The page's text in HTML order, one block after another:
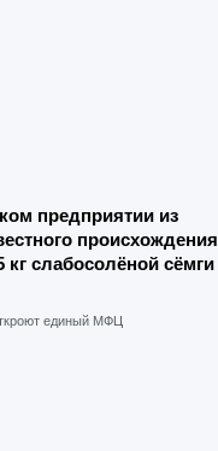
предприятии из
происхождения
кг слабосолёной сёмги